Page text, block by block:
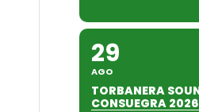
29
AGO
TORBANERA
CONSUEGRA 2026